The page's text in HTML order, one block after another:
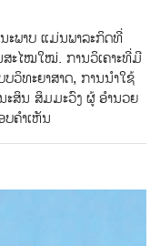
ະພາບ ແມ່ນພາລະກິດທີ່
ສະໄໝໃໝ່. ການວິເຄາະທີ່ມີ
ວິທະຍາສາດ, ການນຳໃຊ້
ະສິນ ສິມມະວົງ ຜູ້ ອໍານວຍ
ຄໍາເຫັນ